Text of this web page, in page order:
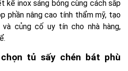
kế inox sáng bóng cùng cách sắp
phần nâng cao tính thẩm mỹ, tạo
và củng cố uy tín cho nhà hàng,
tủ sấy chén bát phù